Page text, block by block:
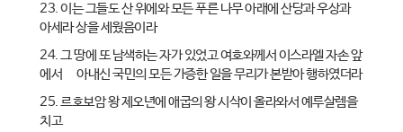
23. 이는 그들도 산 위에와 모든 푸른 나무 아래에 산당과 우상과
아세라 상을 세웠음이라
24. 그 땅에 또 남색하는 자가 있었고 여호와께서 이스라엘 자손 앞
에서 쫒아내신 국민의 모든 가증한 일을 무리가 본받아 행하였더라
25. 르호보암 왕 제오년에 애굽의 왕 시삭이 올라와서 예루살렘을
치고